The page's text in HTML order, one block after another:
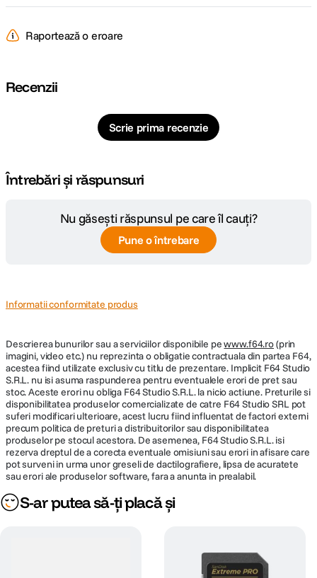
Curent iesire
Cod producator
Raportează o eroare
Recenzii
Scrie prima recenzie
Întrebări și răspunsuri
Nu găsești răspunsul pe care îl cauți?
Pune o întrebare
Informatii conformitate produs
Descrierea bunurilor sau a serviciilor disponibile pewww.f64.ro(prin
imagini, video etc.) nu reprezinta o obligatie contractuala din partea F64,
acestea fiind utilizate exclusiv cu titlu de prezentare. Implicit F64 Studio
S.R.L. nu isi asuma raspunderea pentru eventualele erori de pret sau
stoc. Aceste erori nu obliga F64 Studio S.R.L. la nicio actiune. Preturile si
disponibilitatea produselor comercializate de catre F64 Studio SRL pot
suferi modificari ulterioare, acest lucru fiind influentat de factori externi
precum politica de preturi a distribuitorilor sau disponibilitatea
produselor pe stocul acestora. De asemenea, F64 Studio S.R.L. isi
rezerva dreptul de a corecta eventuale omisiuni sau erori in afisare care
pot surveni in urma unor greseli de dactilografiere, lipsa de acuratete
sau erori ale produselor software, fara a anunta in prealabil.
S-ar putea să-ți placă și